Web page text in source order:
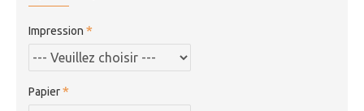
Impression
Papier